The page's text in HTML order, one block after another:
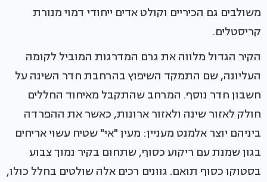
משולבים גם הכיריים וקולט אדים ייחודי דמוי מנורת
קריסטלים.
הקיר הגדול מלווה את גרם המדרגות המוביל לקומה
העליונה, שם התמקד השיפוץ בהרחבת חדר השינה על
חשבון חדר נוסף. המרחב שהתקבל מאיחוד החללים
חולק לאזור שינה ולאזור ארונות, כאשר את ההפרדה
ביניהם יוצר אלמנט מעניין: מעין "אי" שטיח עשוי אריחים
בגון שמנת עם ריקוע כסוף, שתחום בקיר נמוך צבוע
בסטוקו כסוף תואם. גוונים רכים אלה שולטים בחלל כולו,